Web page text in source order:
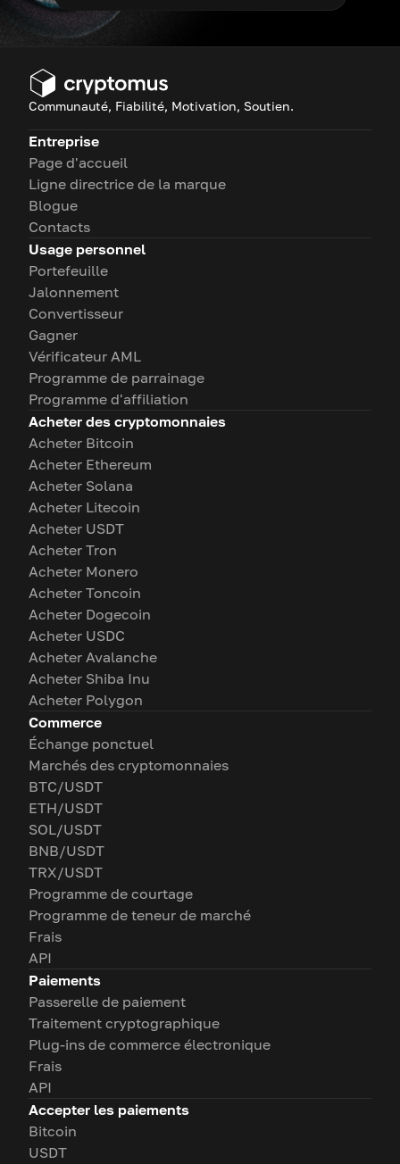
Communauté, Fiabilité, Motivation, Soutien.
Entreprise
Page d'accueil
Ligne directrice de la marque
Blogue
Contacts
Usage personnel
Portefeuille
Jalonnement
Convertisseur
Gagner
Vérificateur AML
Programme de parrainage
Programme d'affiliation
Acheter des cryptomonnaies
Acheter Bitcoin
Acheter Ethereum
Acheter Solana
Acheter Litecoin
Acheter USDT
Acheter Tron
Acheter Monero
Acheter Toncoin
Acheter Dogecoin
Acheter USDC
Acheter Avalanche
Acheter Shiba Inu
Acheter Polygon
Commerce
Échange ponctuel
Marchés des cryptomonnaies
BTC/USDT
ETH/USDT
SOL/USDT
BNB/USDT
TRX/USDT
Programme de courtage
Programme de teneur de marché
Frais
API
Paiements
Passerelle de paiement
Traitement cryptographique
Plug-ins de commerce électronique
Frais
API
Accepter les paiements
Bitcoin
USDT